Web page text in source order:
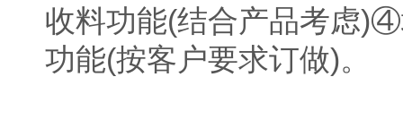
收料功能(结合产品考虑
功能(按客户要求订做)。